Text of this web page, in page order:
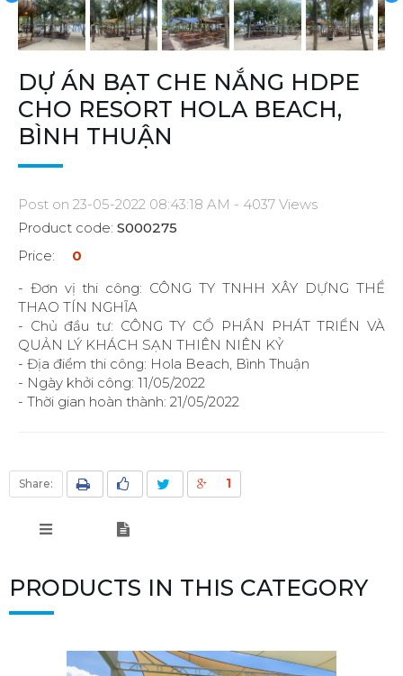
DỰ ÁN BẠT CHE NẮNG HDPE
CHO RESORT HOLA BEACH,
BÌNH THUẬN
Post on 23-05-2022 08:43:18 AM - 4037 Views
Product code: S000275
Price:
0
- Đơn vị thi công: CÔNG TY TNHH XÂY DỰNG THỂ
THAO TÍN NGHĨA
- Chủ đầu tư: CÔNG TY CỔ PHẦN PHÁT TRIỂN VÀ
QUẢN LÝ KHÁCH SẠN THIÊN NIÊN KỶ
- Địa điểm thi công: Hola Beach, Bình Thuận
- Ngày khởi công: 11/05/2022
- Thời gian hoàn thành: 21/05/2022
Share: 1
PRODUCTS IN THIS CATEGORY